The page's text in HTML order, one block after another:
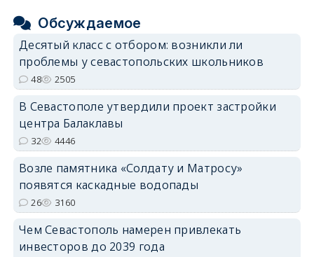
Обсуждаемое
Десятый класс с отбором: возникли ли
проблемы у севастопольских школьников
48 2505
В Севастополе утвердили проект застройки
центра Балаклавы
32 4446
Возле памятника «Солдату и Матросу»
появятся каскадные водопады
26 3160
Чем Севастополь намерен привлекать
инвесторов до 2039 года